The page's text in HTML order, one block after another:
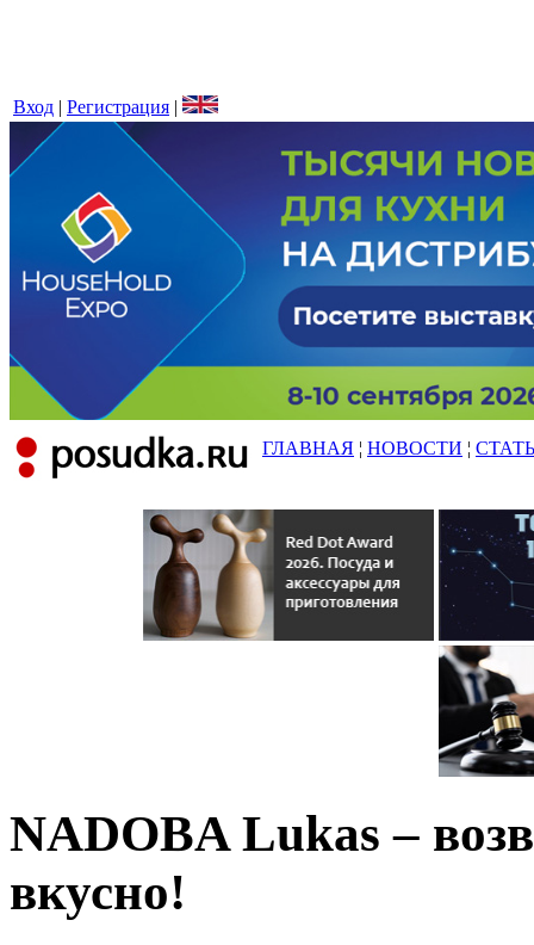
Вход | Регистрация |
ГЛАВНАЯ ¦ НОВОСТИ ¦
NADOBA Lukas –
вкусно!